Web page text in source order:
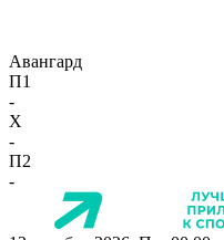
Авангард
П1
-
X
-
П2
-